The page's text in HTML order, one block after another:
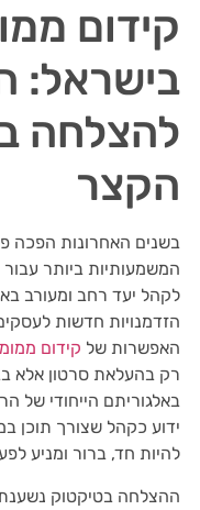
קידום
בישראל:
להצלחה
הקצר
בשנים האחרונות הפכה
המשמעותיות ביותר
לקהל יעד רחב ומעורב
הזדמנויות חדשות
האפשרות של קידום
רק בהעלאת סרטון אלא
באלגוריתם הייחודי של
ידוע כקהל שצורך תוכן
להיות חד, ברור ומניע
ההצלחה בטיקטוק נשענת